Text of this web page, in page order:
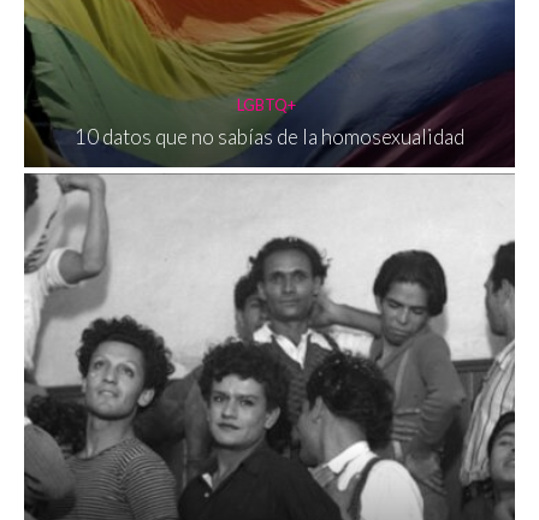
LGBTQ+
10 datos que no sabías de la homosexualidad